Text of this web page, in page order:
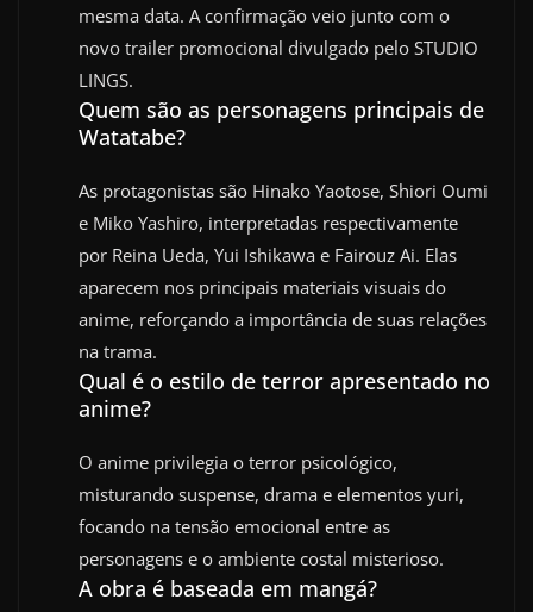
mesma data. A confirmação veio junto com o
novo trailer promocional divulgado pelo STUDIO
LINGS.
Quem são as personagens principais de
Watatabe?
As protagonistas são Hinako Yaotose, Shiori Oumi
e Miko Yashiro, interpretadas respectivamente
por Reina Ueda, Yui Ishikawa e Fairouz Ai. Elas
aparecem nos principais materiais visuais do
anime, reforçando a importância de suas relações
na trama.
Qual é o estilo de terror apresentado no
anime?
O anime privilegia o terror psicológico,
misturando suspense, drama e elementos yuri,
focando na tensão emocional entre as
personagens e o ambiente costal misterioso.
A obra é baseada em mangá?